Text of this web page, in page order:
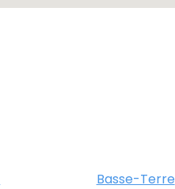
Basse-Terre